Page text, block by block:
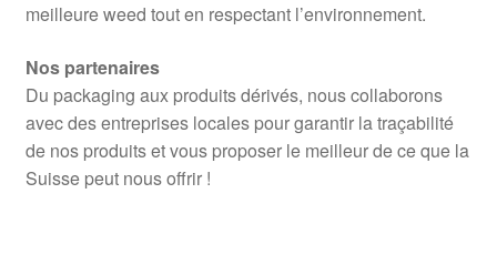
meilleure weed tout en respectant l’environnement.
Nos partenaires
Du packaging aux produits dérivés, nous collaborons
avec des entreprises locales pour garantir la traçabilité
de nos produits et vous proposer le meilleur de ce que la
Suisse peut nous offrir !